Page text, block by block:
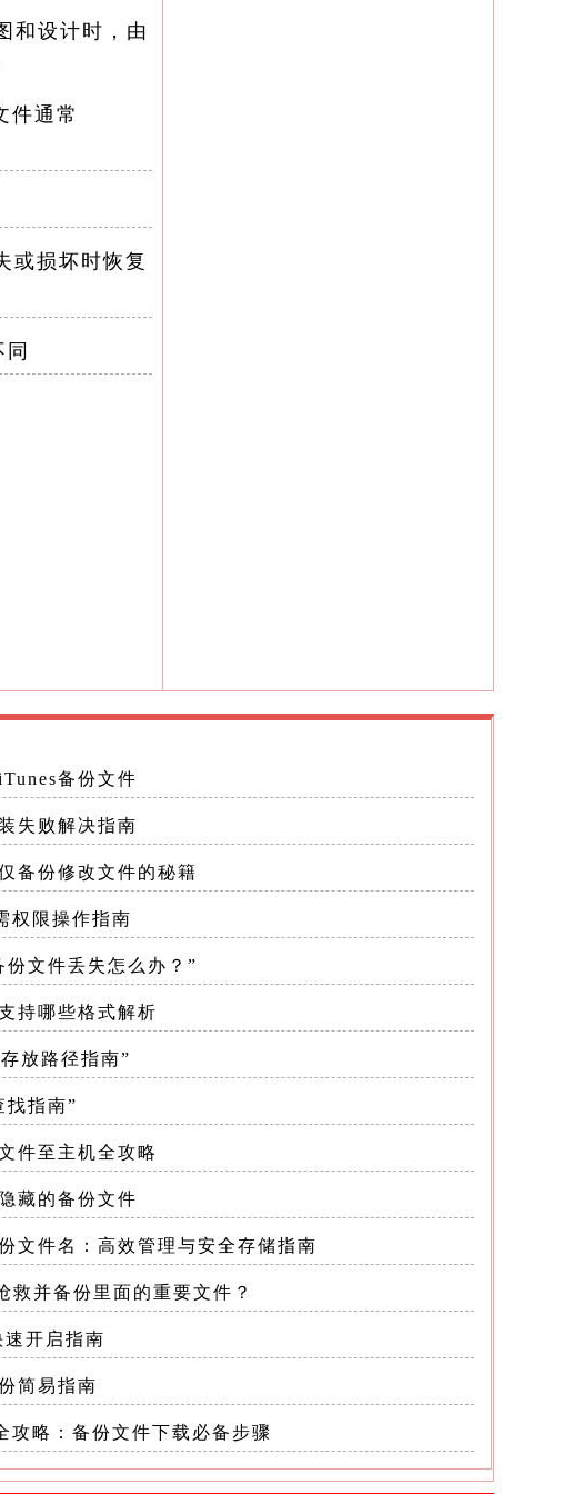
和设计时，由
件通常
损坏时恢复
该扩展名的
位置，以避
件关联的
备份文件
失败解决指南
备份修改文件的秘籍
权限操作指南
份文件丢失怎么办？”
持哪些格式解析
放路径指南”
找指南”
件至主机全攻略
藏的备份文件
文件名：高效管理与安全存储指南
救并备份里面的重要文件？
开启指南
简易指南
攻略：备份文件下载必备步骤